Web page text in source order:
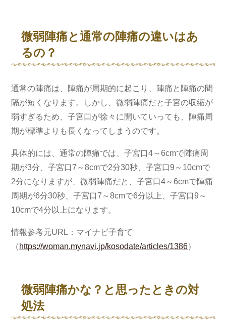
微弱陣痛と通常の陣痛の違いはあ
るの？
通常の陣痛は、陣痛が周期的に起こり、陣痛と陣痛の間
隔が短くなります。しかし、微弱陣痛だと子宮の収縮が
弱すぎるため、子宮口が徐々に開いていっても、陣痛周
期が標準よりも長くなってしまうのです。
具体的には、通常の陣痛では、子宮口4～6cmで陣痛周
期が3分、子宮口7～8cmで2分30秒、子宮口9～10cmで
2分になりますが、微弱陣痛だと、子宮口4～6cmで陣痛
周期が6分30秒、子宮口7～8cmで6分以上、子宮口9～
10cmで4分以上になります。
情報参考元URL：マイナビ子育て
（ https://woman.mynavi.jp/kosodate/articles/1386）
微弱陣痛かな？と思ったときの対
処法